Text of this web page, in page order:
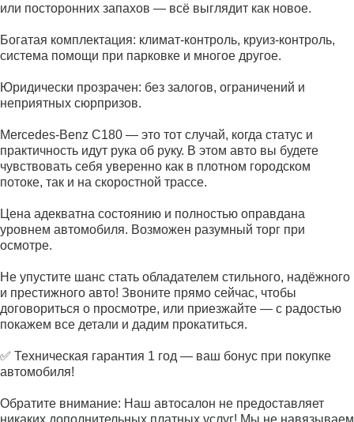
или посторонних запахов — всё выглядит как новое.
Богатая комплектация: климат‑контроль, круиз‑контроль,
система помощи при парковке и многое другое.
Юридически прозрачен: без залогов, ограничений и
неприятных сюрпризов.
Mercedes‑Benz C180 — это тот случай, когда статус и
практичность идут рука об руку. В этом авто вы будете
чувствовать себя уверенно как в плотном городском
потоке, так и на скоростной трассе.
Цена адекватна состоянию и полностью оправдана
уровнем автомобиля. Возможен разумный торг при
осмотре.
Не упустите шанс стать обладателем стильного, надёжного
и престижного авто! Звоните прямо сейчас, чтобы
договориться о просмотре, или приезжайте — с радостью
покажем все детали и дадим прокатиться.
✅ Техническая гарантия 1 год — ваш бонус при покупке
автомобиля!
Обратите внимание: Наш автосалон не предоставляет
никаких дополнительных платных услуг! Мы не навязываем